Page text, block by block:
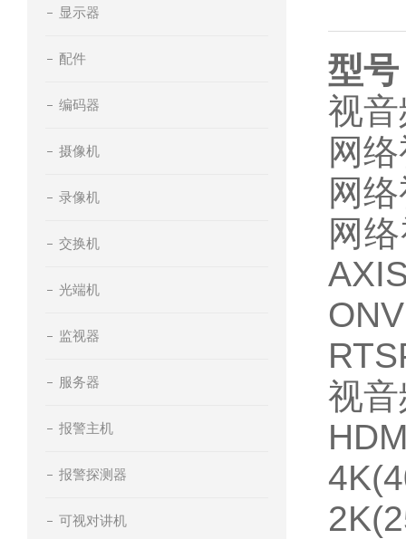
显示器
配件
编码器
摄像机
录像机
交换机
光端机
监视器
服务器
报警主机
报警探测器
可视对讲机
型
视
网
网
网
视